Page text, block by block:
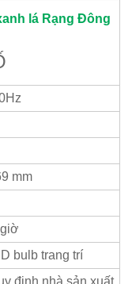
lá Rạng Đông
mm
bulb trang trí
định nhà sản xuất